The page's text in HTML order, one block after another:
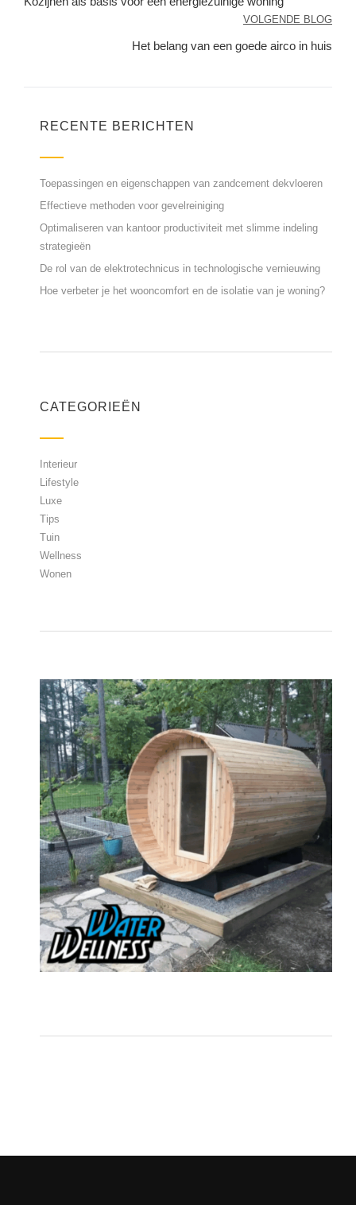
VOLGENDE BLOG
Het belang van een goede airco in huis
RECENTE BERICHTEN
Toepassingen en eigenschappen van zandcement dekvloeren
Effectieve methoden voor gevelreiniging
Optimaliseren van kantoor productiviteit met slimme indeling
strategieën
De rol van de elektrotechnicus in technologische vernieuwing
Hoe verbeter je het wooncomfort en de isolatie van je woning?
CATEGORIEËN
Interieur
Lifestyle
Luxe
Tips
Tuin
Wellness
Wonen